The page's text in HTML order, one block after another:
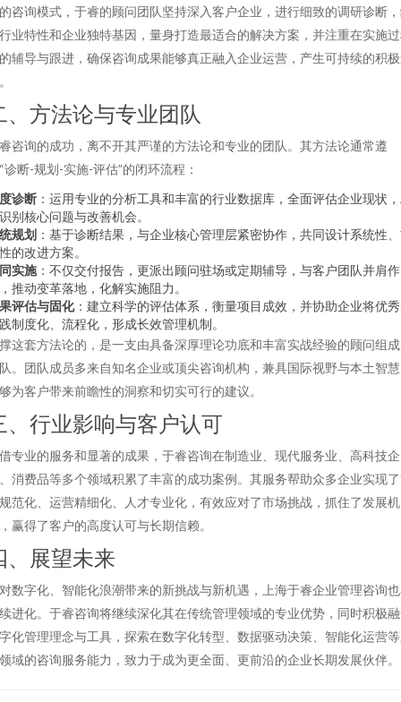
咨询模式，于睿的顾问团队坚持深入客户企业，进行细致的调研诊断
业特性和企业独特基因，量身打造最适合的解决方案，并注重在实施
辅导与跟进，确保咨询成果能够真正融入企业运营，产生可持续的积
、方法论与专业团队
咨询的成功，离不开其严谨的方法论和专业的团队。其方法论通常遵
诊断-规划-实施-评估”的闭环流程：
诊断 ：运用专业的分析工具和丰富的行业数据库，全面评估企业现状
别核心问题与改善机会。
规划 ：基于诊断结果，与企业核心管理层紧密协作，共同设计系统性
的改进方案。
实施：不仅交付报告，更派出顾问驻场或定期辅导，与客户团队并肩作
推动变革落地，化解实施阻力。
评估与固化：建立科学的评估体系，衡量项目成效，并协助企业将优
制度化、流程化，形成长效管理机制。
这套方法论的，是一支由具备深厚理论功底和丰富实战经验的顾问组
。团队成员多来自知名企业或顶尖咨询机构，兼具国际视野与本土智
为客户带来前瞻性的洞察和切实可行的建议。
、行业影响与客户认可
专业的服务和显著的成果，于睿咨询在制造业、现代服务业、高科技企
消费品等多个领域积累了丰富的成功案例。其服务帮助众多企业实现
范化、运营精细化、人才专业化，有效应对了市场挑战，抓住了发展机
赢得了客户的高度认可与长期信赖。
、展望未来
数字化、智能化浪潮带来的新挑战与新机遇，上海于睿企业管理咨询
进化。于睿咨询将继续深化其在传统管理领域的专业优势，同时积极
化管理理念与工具，探索在数字化转型、数据驱动决策、智能化运营
域的咨询服务能力，致力于成为更全面、更前沿的企业长期发展伙伴。